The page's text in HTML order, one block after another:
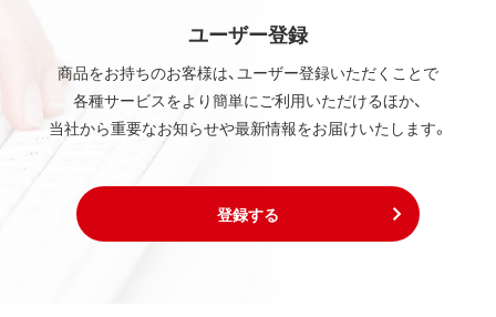
ユーザー登録
商品をお持ちのお客様は、ユーザー登録いただくことで
各種サービスをより簡単にご利用いただけるほか、
当社から重要なお知らせや最新情報をお届けいたします。
登録する